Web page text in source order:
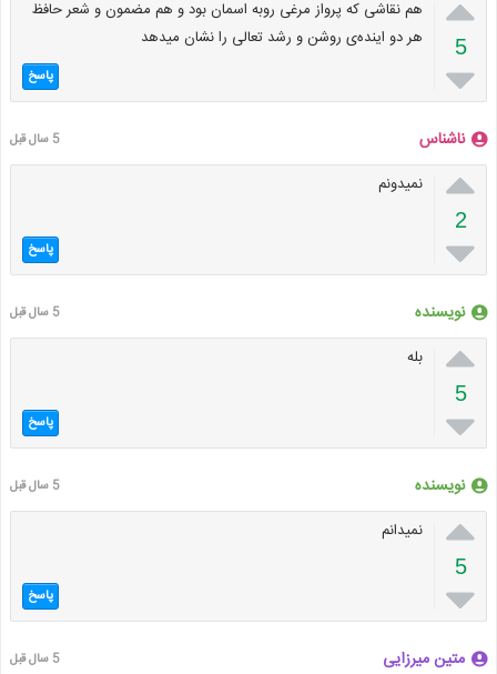
5

هم نقاشی که پرواز مرغی روبه اسمان بود و هم مضمون و شعر حافظ
هر دو اینده‌ی روشن و رشد تعالی را نشان میدهد
پاسخ
ناشناس 5 سال قبل

2

نمیدونم
پاسخ
نویسنده 5 سال قبل

5

بله
پاسخ
نویسنده 5 سال قبل

5

نمیدانم
پاسخ
متین میرزایی 5 سال قبل